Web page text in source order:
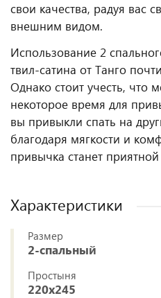
свои качества, радуя вас
внешним видом.
Использование 2
твил-сатина от Танго
Однако стоит учесть, что
некоторое время для
вы привыкли спать на
благодаря мягкости и
привычка станет
Характеристики
Размер
2-спальный
Простыня
220x245